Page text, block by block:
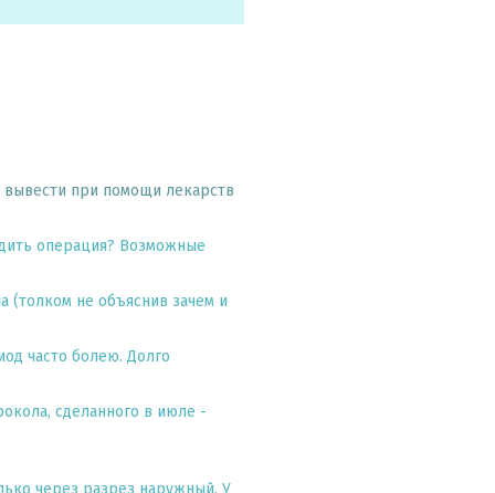
вывести при помощи лекарств
операция? Возможные
(толком не объяснив зачем и
часто болею. Долго
сделанного в июле -
через разрез наружный. У